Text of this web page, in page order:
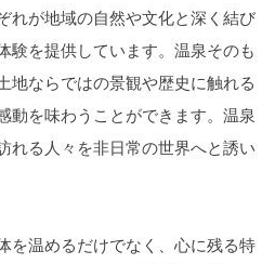
れが地域の自然や文化と深く結び
験を提供しています。温泉そのも
地ならではの景観や歴史に触れる
動を味わうことができます。温泉
れる人々を非日常の世界へと誘い
を温めるだけでなく、心に残る特